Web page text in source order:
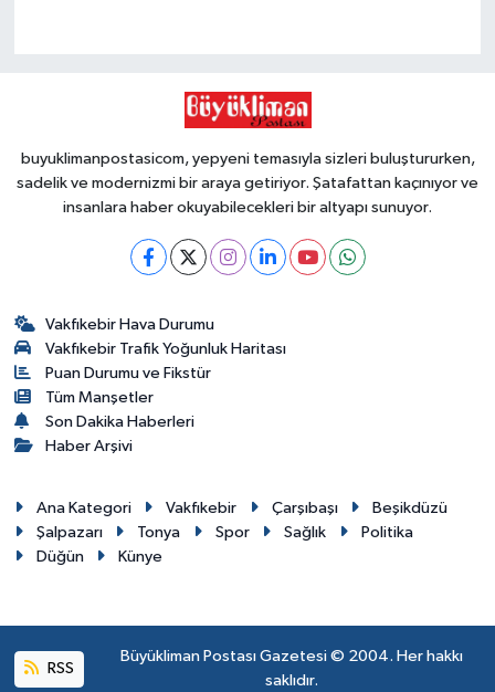
buyuklimanpostasicom, yepyeni temasıyla sizleri buluştururken,
sadelik ve modernizmi bir araya getiriyor. Şatafattan kaçınıyor ve
insanlara haber okuyabilecekleri bir altyapı sunuyor.
Vakfıkebir Hava Durumu
Vakfıkebir Trafik Yoğunluk Haritası
Puan Durumu ve Fikstür
Tüm Manşetler
Son Dakika Haberleri
Haber Arşivi
Ana Kategori Vakfıkebir Çarşıbaşı
Beşikdüzü
Şalpazarı
Tonya Spor Sağlık
Politika
Düğün
Künye
RSS
Büyükliman Postası Gazetesi © 2004. Her hakkı
saklıdır.